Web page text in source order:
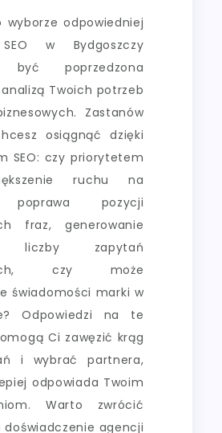
wyborze odpowiedniej
w Bydgoszczy
być poprzedzona
analizą Twoich potrzeb
Zastanów
osiągnąć dzięki
SEO: czy priorytetem
ruchu na
poprawa pozycji
fraz, generowanie
liczby zapytań
czy może
świadomości marki w
Odpowiedzi na te
Ci zawęzić krąg
i wybrać partnera,
odpowiada Twoim
Warto zwrócić
doświadczenie agencji